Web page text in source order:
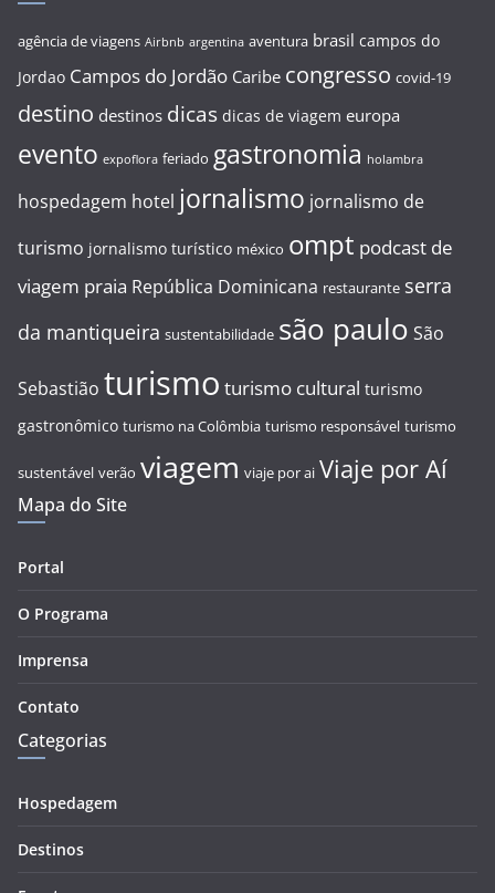
agência de viagens Airbnb argentina aventura brasil campos do
Jordao Campos do Jordão Caribe congresso covid-19
destino destinos dicas dicas de viagem europa
evento expoflora feriado gastronomia holambra
hospedagem hotel jornalismo jornalismo de
turismo jornalismo turístico méxico ompt podcast de
viagem praia República Dominicana restaurante serra
da mantiqueira sustentabilidade são paulo São
Sebastião turismo turismo cultural turismo
gastronômico turismo na Colômbia turismo responsável turismo
sustentável verão viagem viaje por ai Viaje por Aí
Mapa do Site
Portal
O Programa
Imprensa
Contato
Categorias
Hospedagem
Destinos